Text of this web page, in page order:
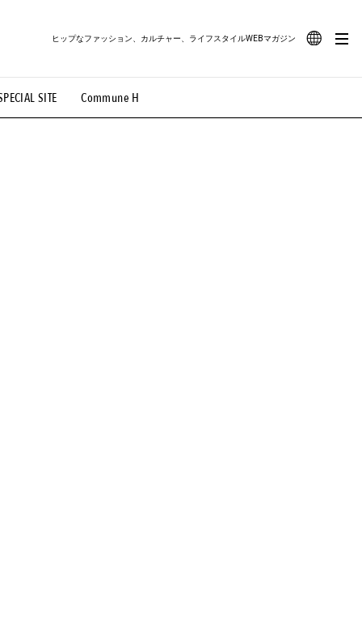
SITE Commune H
ヒップなファッション、カルチャー、ライフスタイルWEBマガジン
地裏てぃーん。 #MONTHLY JOURNAL
#LIFESTYLE #SNEAKER #OUTDOOR